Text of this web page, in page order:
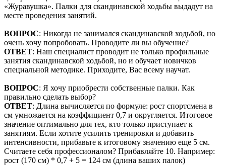
«Журавушка». Палки для скандинавской ходьбы выдадут на
месте проведения занятий.
ВОПРОС: Никогда не занимался скандинавской ходьбой, но
очень хочу попробовать. Проводите ли вы обучение?
ОТВЕТ: Наш специалист проводит не только профильные
занятия скандинавской ходьбой, но и обучает новичков
специальной методике. Приходите, Вас всему научат.
ВОПРОС: Я хочу приобрести собственные палки. Как
правильно сделать выбор?
ОТВЕТ: Длина вычисляется по формуле: рост спортсмена в
см умножается на коэффициент 0,7 и округляется. Итоговое
значение оптимально для тех, кто только приступает к
занятиям. Если хотите усилить тренировки и добавить
интенсивности, прибавьте к итоговому значению еще 5 см.
Считаете себя профессионалом? Прибавляйте 10. Например:
рост (170 см) * 0,7 + 5 = 124 см (длина ваших палок)